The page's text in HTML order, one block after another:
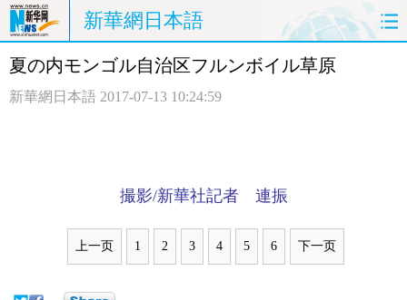
新華網日本語
ホームページ 政治 経済
夏の内モンゴル自治区フルンボイル草原
新華網日本語 2017-07-13 10:24:59
撮影/新華社記者 連振
上一页 1 2 3 4 5 6 下一页